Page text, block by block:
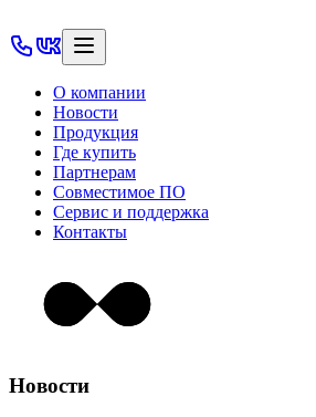
О компании
Новости
Продукция
Где купить
Партнерам
Совместимое ПО
Сервис и поддержка
Контакты
Новости